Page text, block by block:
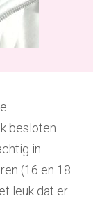
besloten
in
(16 en 18
leuk dat er